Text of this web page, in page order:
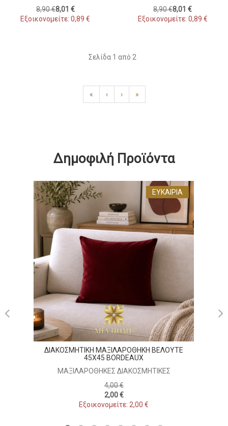
8,90 €8,01 €
Εξοικονομείτε:0,89 €
8,90 €8,01 €
Εξοικονομείτε: 0,89 €
Σελίδα 1 από 2
« ‹ › »
Δημοφιλή Προϊόντα
ΕΥΚΑΙΡΊΑ
ΔΙΑΚΟΣΜΗΤΙΚΗ ΜΑΞΙΛΑΡΟΘΗΚΗ ΒΕΛΟΥΤΕ
45X45 BORDEAUX
ΜΑΞΙΛΑΡΟΘΉΚΕΣ ΔΙΑΚΟΣΜΗΤΙΚΈΣ
4,00 €
2,00 €
Εξοικονομείτε: 2,00 €